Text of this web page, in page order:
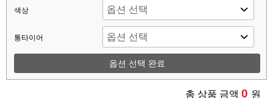
색상
통타이어
옵션 선택 완료
총 상품 금액 0 원